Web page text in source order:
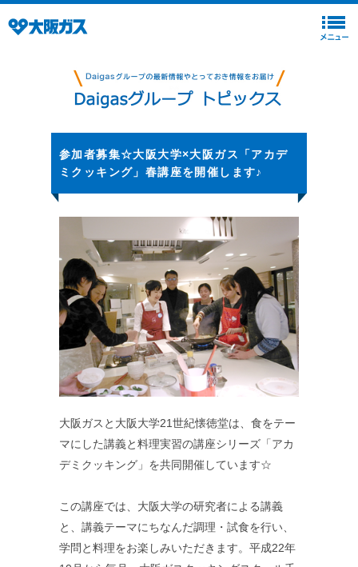
参加者募集☆大阪大学×大阪ガス「アカデ
ミクッキング」春講座を開催します♪
大阪ガスと大阪大学21世紀懐徳堂は、食をテー
マにした講義と料理実習の講座シリーズ「アカ
デミクッキング」を共同開催しています☆
この講座では、大阪大学の研究者による講義
と、講義テーマにちなんだ調理・試食を行い、
学問と料理をお楽しみいただきます。平成22年